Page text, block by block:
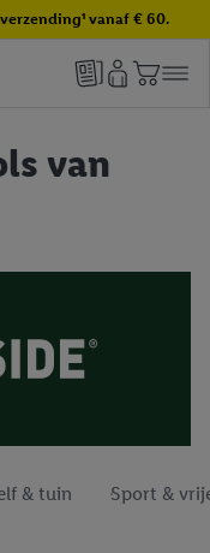
vanaf € 60.
van
& tuin Sport &